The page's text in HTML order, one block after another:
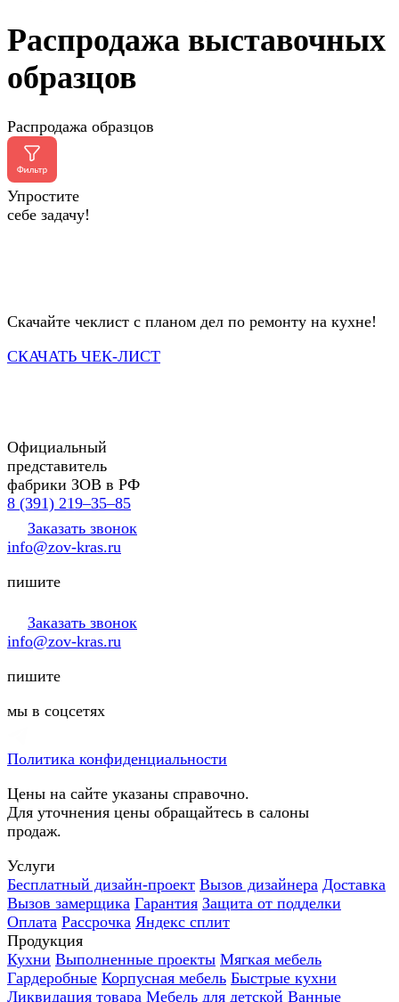
Распродажа выставочных
образцов
Распродажа образцов
Упростите
себе задачу!
Скачайте чеклист с планом дел по ремонту на кухне!
СКАЧАТЬ ЧЕК-ЛИСТ
Официальный
представитель
фабрики ЗОВ в РФ
8 (391) 219‒35‒85
Заказать звонок
info@zov-kras.ru
пишите
Заказать звонок
info@zov-kras.ru
пишите
мы в соцсетях
Политика конфиденциальности
Цены на сайте указаны справочно.
Для уточнения цены обращайтесь в салоны
продаж.
Услуги
Бесплатный дизайн-проект Вызов дизайнера Доставка
Вызов замерщика Гарантия Защита от подделки
Оплата Рассрочка Яндекс сплит
Продукция
Кухни Выполненные проекты Мягкая мебель
Гардеробные Корпусная мебель Быстрые кухни
Ликвидация товара Мебель для детской Ванные